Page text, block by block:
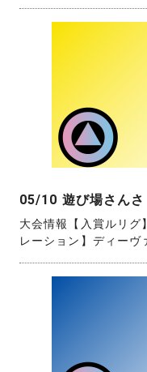
05/10 遊び場さんさ
大会情報【入賞ルリグ
レーション】ディーヴ